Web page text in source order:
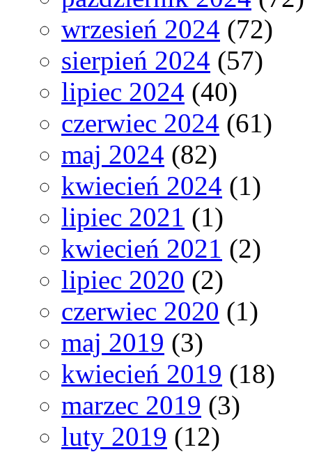
wrzesień 2024 (72)
sierpień 2024 (57)
lipiec 2024 (40)
czerwiec 2024 (61)
maj 2024 (82)
kwiecień 2024 (1)
lipiec 2021 (1)
kwiecień 2021 (2)
lipiec 2020 (2)
czerwiec 2020 (1)
maj 2019 (3)
kwiecień 2019 (18)
marzec 2019 (3)
luty 2019 (12)